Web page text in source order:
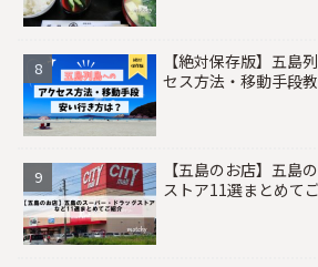
【絶対保存版】五島
セス方法・移動手段
【五島のお店】五島
ストア11選まとめて